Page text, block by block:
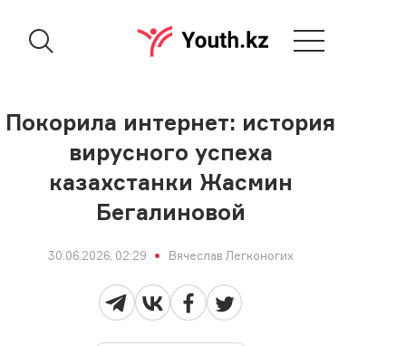
Покорила интернет: история
вирусного успеха
казахстанки Жасмин
Бегалиновой
30.06.2026, 02:29 Вячеслав Легконогих